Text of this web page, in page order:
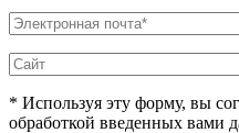
* Используя эту форму, вы
обработкой введенных вами